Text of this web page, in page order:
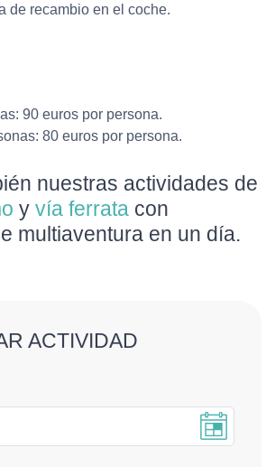
de recambio en el coche.
90 euros por persona.
80 euros por persona.
nuestras actividades de
y vía ferrata con
multiaventura en un día.
ACTIVIDAD